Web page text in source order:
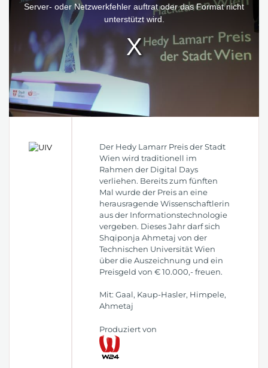
window.Server- oder Netzwerkfehler auftrat oder das Format nicht
unterstützt wird.
Der Hedy Lamarr Preis der Stadt
Wien wird traditionell im
Rahmen der Digital Days
verliehen. Bereits zum fünften
Mal wurde der Preis an eine
herausragende Wissenschaftlerin
aus der Informationstechnologie
vergeben. Dieses Jahr darf sich
Shqiponja Ahmetaj von der
Technischen Universität Wien
über die Auszeichnung und ein
Preisgeld von € 10.000,- freuen.
Mit: Gaal, Kaup-Hasler, Himpele,
Ahmetaj
Produziert von